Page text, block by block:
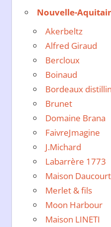
Nouvelle-
Akerbeltz
Alfred Giraud
Bercloux
Boinaud
Bordeaux
Brunet
Domaine Brana
FaivreJmagine
J.Michard
Labarrère 1773
Maison
Merlet & fils
Moon Harbour
Maison LINETI